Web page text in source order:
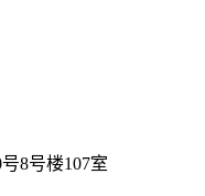
8号楼107室